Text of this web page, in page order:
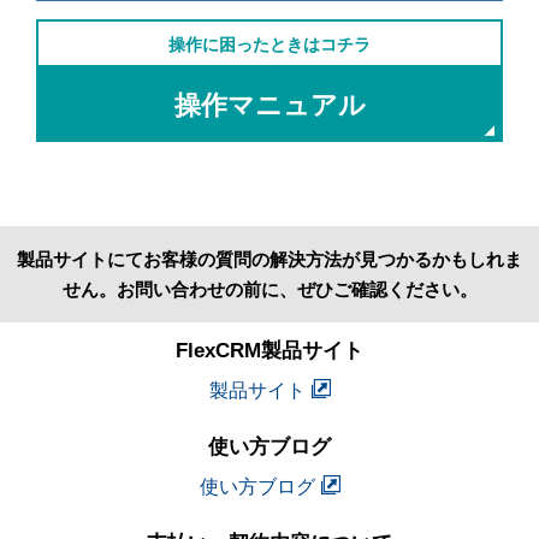
操作に困ったときはコチラ
操作マニュアル
製品サイトにてお客様の質問の解決方法が見つかるかもしれま
せん。お問い合わせの前に、ぜひご確認ください。
FlexCRM製品サイト
製品サイト
使い方ブログ
使い方ブログ